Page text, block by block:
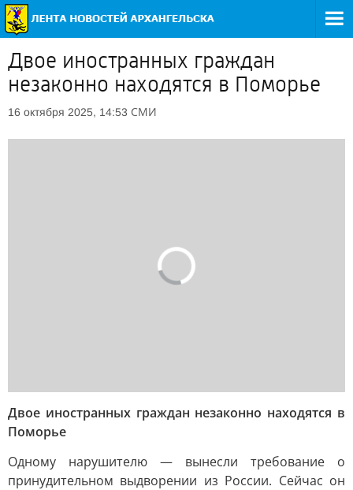
Двое иностранных граждан
незаконно находятся в Поморье
16 октября 2025, 14:53 СМИ
Двое иностранных граждан незаконно находятся в
Поморье
Одному нарушителю — вынесли требование о
принудительном выдворении из России. Сейчас он